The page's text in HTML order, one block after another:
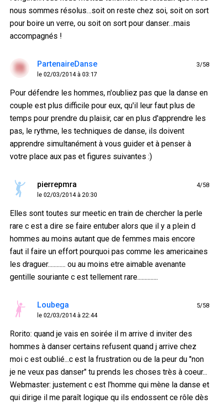
nous sommes résolus…soit on reste chez soi, soit on sort
pour boire un verre, ou soit on sort pour danser…mais
accompagnés !
PartenaireDanse
le 02/03/2014 à 03:17
3/58
Pour défendre les hommes, n'oubliez pas que la danse en
couple est plus difficile pour eux, qu'il leur faut plus de
temps pour prendre du plaisir, car en plus d'apprendre les
pas, le rythme, les techniques de danse, ils doivent
apprendre simultanément à vous guider et à penser à
votre place aux pas et figures suivantes :)
pierrepmra
le 02/03/2014 à 20:30
4/58
Elles sont toutes sur meetic en train de chercher la perle
rare c est a dire se faire entuber alors que il y a plein d
hommes au moins autant que de femmes mais encore
faut il faire un effort pourquoi pas comme les americaines
les draguer............ ou au moins etre aimable avenante
gentille souriante c est tellement rare..............
Loubega
le 02/03/2014 à 22:44
5/58
Rorito: quand je vais en soirée il m arrive d inviter des
hommes à danser certains refusent quand j arrive chez
moi c est oublié...c est la frustration ou de la peur du "non
je ne veux pas danser" tu prends les choses très à coeur...
Webmaster: justement c est l'homme qui mène la danse et
qui dirige il me paraît logique qu ils endossent ce rôle dès